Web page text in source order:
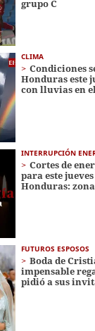
grupo C
CLIMA
Condiciones
Honduras este
con lluvias en
INTERRUPCIÓN
Cortes de
para este
Honduras:
FUTUROS ESPOSOS
Boda de
impensable
pidió a sus